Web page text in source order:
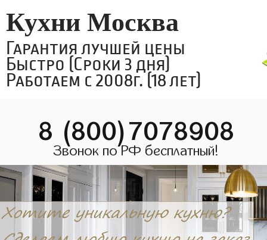
Кухни Москва
Гарантия лучшей цены
Быстро (Сроки 3 дня)
Работаем с 2008г. (18 лет)
8 (800)7078908
Звонок по РФ бесплатный!